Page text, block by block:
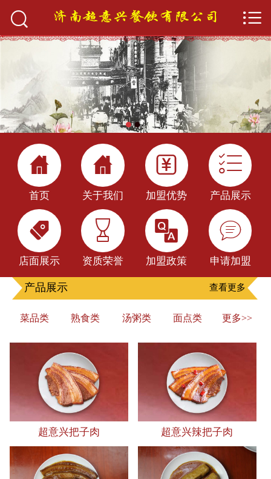
 首页
关于我们
产品展示
加盟优势
加盟政策
新闻中心
餐饮百科
申请加盟



首页

关于我们

加盟优势

产品展示

店面展示

资质荣誉

加盟政策

申请加盟
产品展示 查看更多
菜品类 熟食类 汤粥类 面点类 更多>>
超意兴把子肉 超意兴辣把子肉